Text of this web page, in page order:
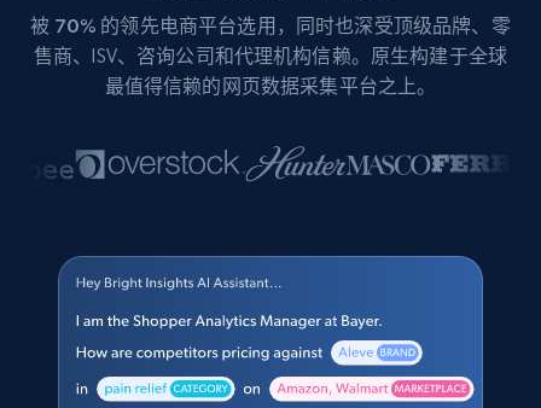
被 70% 的领先电商平台选用，同时也深受顶级品牌、零
售商、ISV、咨询公司和代理机构信赖。原生构建于全球
最值得信赖的网页数据采集平台之上。